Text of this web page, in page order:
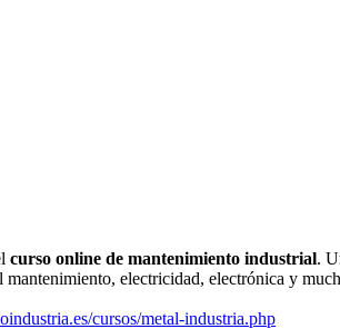
curso online de mantenimiento industrial.
electricidad, electrónica y
cursos/metal-industria.php